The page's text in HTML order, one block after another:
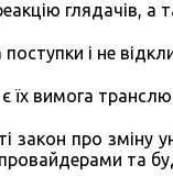
глядачів,
і не
їх вимога
закон про зміну
та